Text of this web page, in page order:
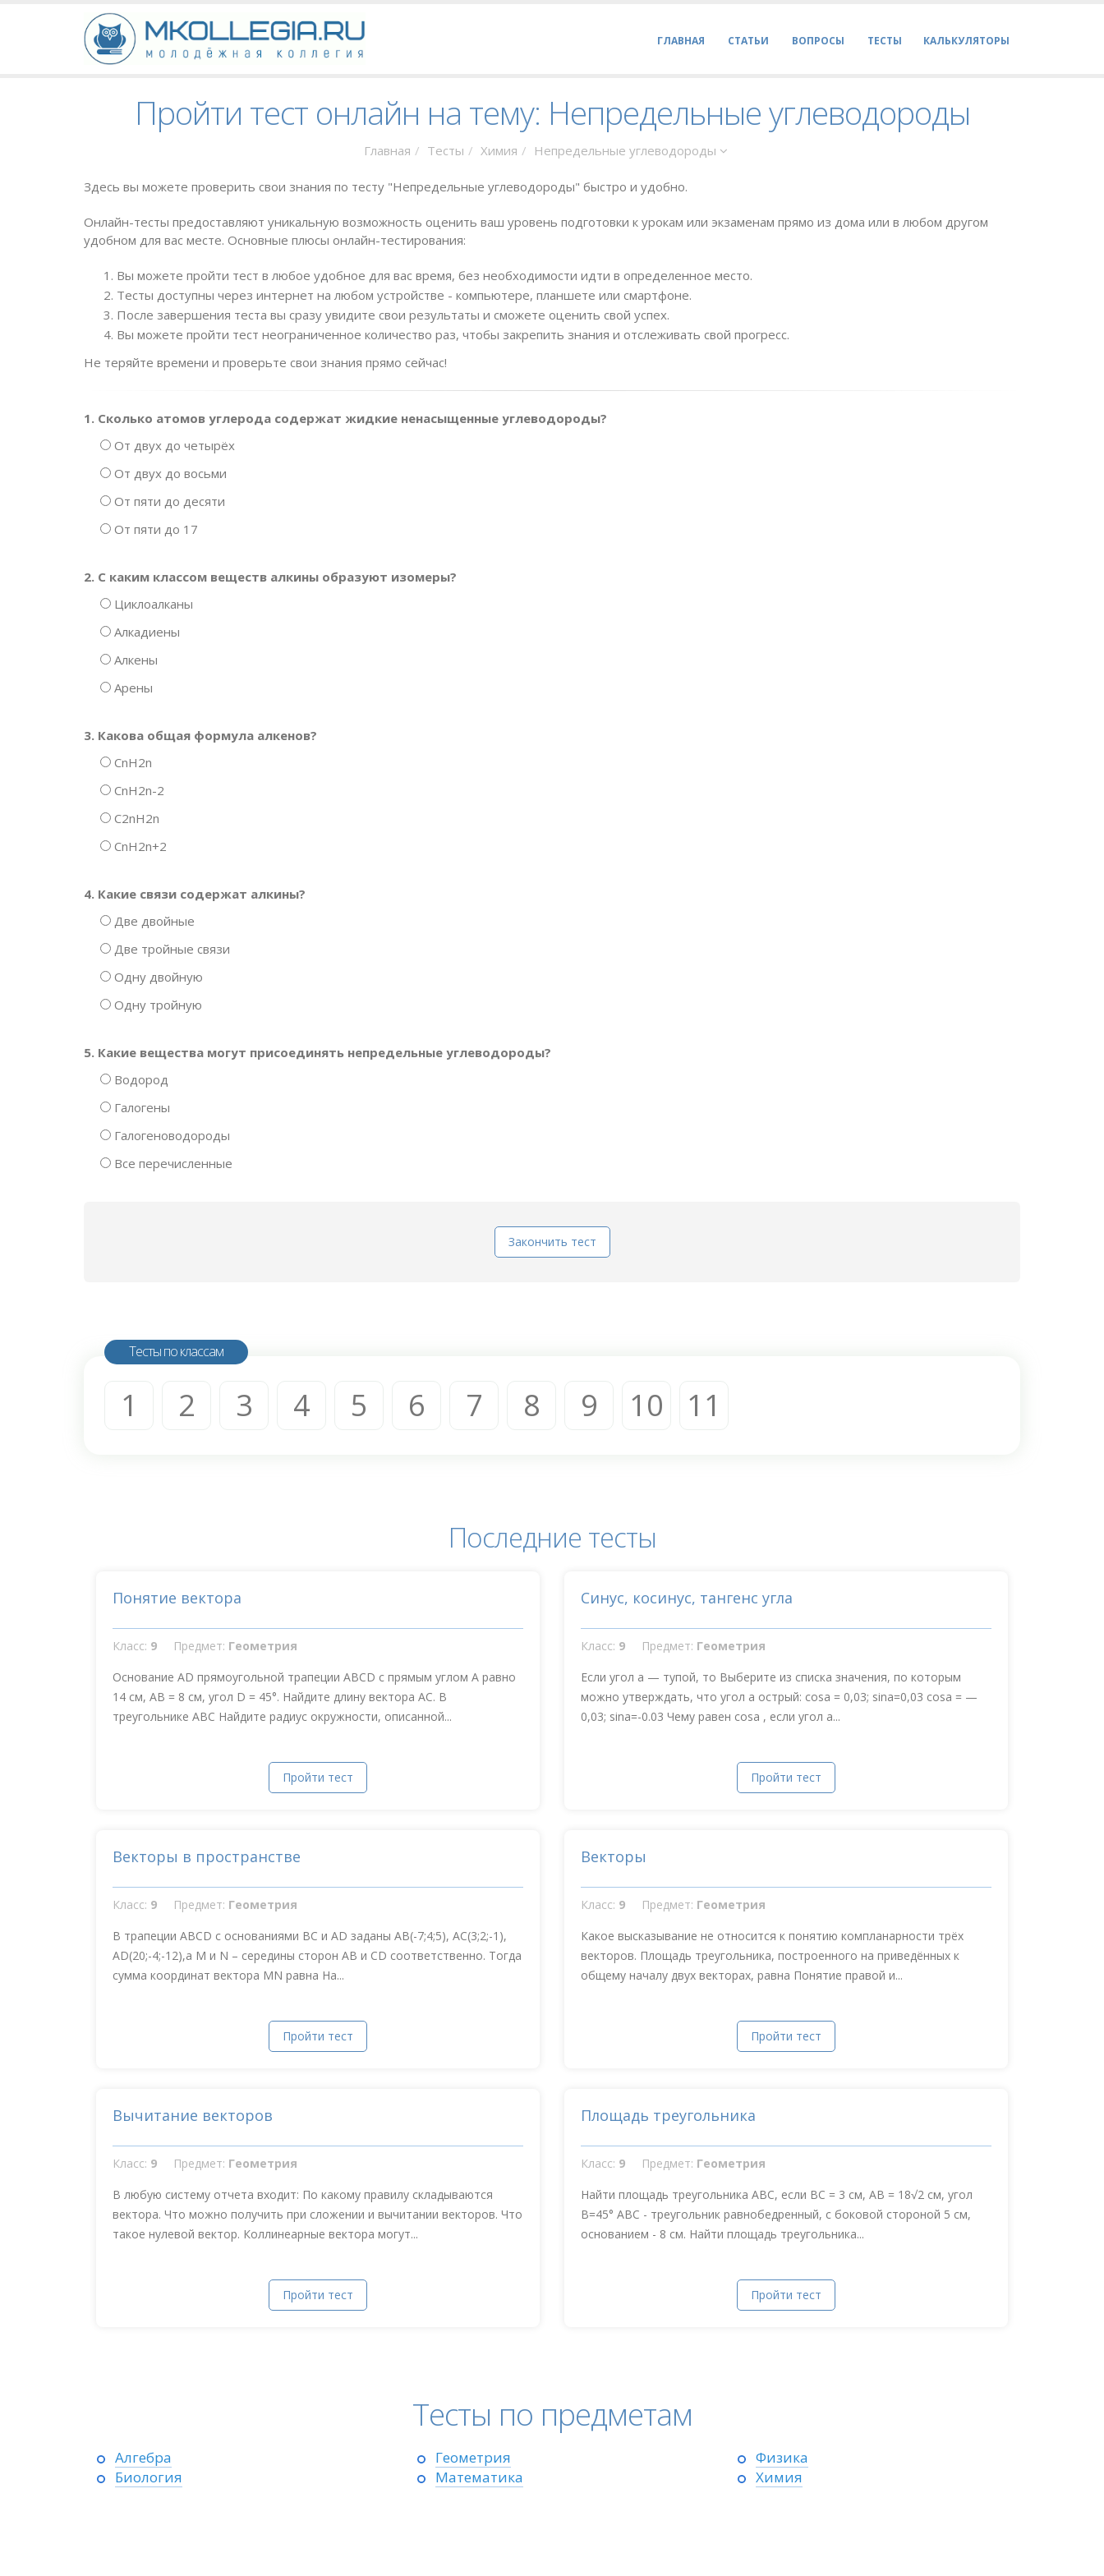
КАЛЬКУЛЯТОРЫ
ТЕСТЫ
ВОПРОСЫ
СТАТЬИ
ГЛАВНАЯ
Пройти тест онлайн на тему: Непредельные углеводороды
Главная Тесты Химия Непредельные углеводороды
Здесь вы можете проверить свои знания по тесту "Непредельные углеводороды" быстро и удобно.
Онлайн-тесты предоставляют уникальную возможность оценить ваш уровень подготовки к урокам или экзаменам прямо из дома или в любом другом
удобном для вас месте. Основные плюсы онлайн-тестирования:
Вы можете пройти тест в любое удобное для вас время, без необходимости идти в определенное место.
Тесты доступны через интернет на любом устройстве - компьютере, планшете или смартфоне.
После завершения теста вы сразу увидите свои результаты и сможете оценить свой успех.
Вы можете пройти тест неограниченное количество раз, чтобы закрепить знания и отслеживать свой прогресс.
Не теряйте времени и проверьте свои знания прямо сейчас!
1. Сколько атомов углерода содержат жидкие ненасыщенные углеводороды?
От двух до четырёх
От двух до восьми
От пяти до десяти
От пяти до 17
2. С каким классом веществ алкины образуют изомеры?
Циклоалканы
Алкадиены
Алкены
Арены
3. Какова общая формула алкенов?
CnH2n
CnH2n-2
C2nH2n
CnH2n+2
4. Какие связи содержат алкины?
Две двойные
Две тройные связи
Одну двойную
Одну тройную
5. Какие вещества могут присоединять непредельные углеводороды?
Водород
Галогены
Галогеноводороды
Все перечисленные
Закончить тест
Тесты по классам
1 2 3 4 5 6 7 8 9 10 11
Последние тесты
Понятие вектора
Класс: 9 Предмет: Геометрия
Основание AD прямоугольной трапеции ABCD с прямым углом А равно
14 см, АВ = 8 см, угол D = 45°. Найдите длину вектора АС. В
треугольнике АВС Найдите радиус окружности, описанной...
Пройти тест
Синус, косинус, тангенс угла
Класс: 9 Предмет: Геометрия
Если угол a — тупой, то Выберите из списка значения, по которым
можно утверждать, что угол a острый: cosa = 0,03; sina=0,03 cosa = —
0,03; sina=-0.03 Чему равен cosa , если угол a...
Пройти тест
Векторы в пространстве
Класс: 9 Предмет: Геометрия
В трапеции АВСD с основаниями ВС и АD заданы AB(-7;4;5), AC(3;2;-1),
AD(20;-4;-12),а М и N – середины сторон АВ и СD соответственно. Тогда
сумма координат вектора MN равна На...
Пройти тест
Векторы
Класс: 9 Предмет: Геометрия
Какое высказывание не относится к понятию компланарности трёх
векторов. Площадь треугольника, построенного на приведённых к
общему началу двух векторах, равна Понятие правой и...
Пройти тест
Вычитание векторов
Класс: 9 Предмет: Геометрия
В любую систему отчета входит: По какому правилу складываются
вектора. Что можно получить при сложении и вычитании векторов. Что
такое нулевой вектор. Коллинеарные вектора могут...
Пройти тест
Площадь треугольника
Класс: 9 Предмет: Геометрия
Найти площадь треугольника ABC, если BC = 3 см, AB = 18√2 см, угол
B=45° АВС - треугольник равнобедренный, с боковой стороной 5 см,
основанием - 8 см. Найти площадь треугольника...
Пройти тест
Тесты по предметам
Алгебра
Биология
Геометрия
Математика
Физика
Химия